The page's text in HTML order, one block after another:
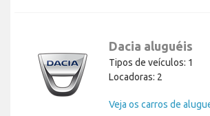
Dacia aluguéis
Tipos de veículos: 1
Locadoras: 2
Veja os carros de